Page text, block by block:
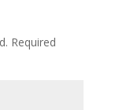
Required